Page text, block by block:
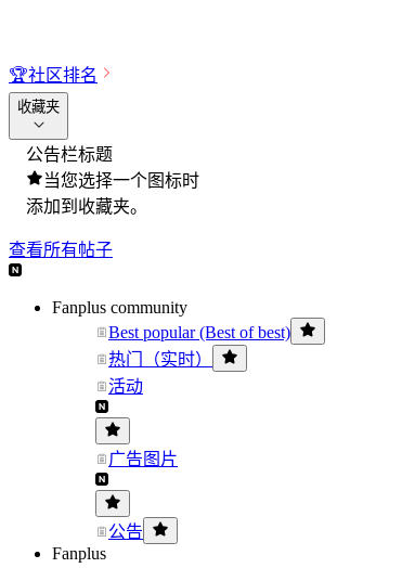
🏆社区排名
收藏夹
公告栏标题
当您选择一个图标时
添加到收藏夹。
查看所有帖子
Fanplus community
Best popular (Best of best)
热门（实时）
活动
广告图片
公告
Fanplus